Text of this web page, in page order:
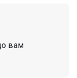
вам